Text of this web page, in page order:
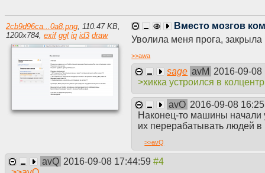
2cb9d96ca...0a8.png, 110.47 KB,
1200x784, exif ggl iq id3 draw
Вместо мозгов
Уволила меня прога,
>>awa
sage avM 2016-09-
>хикка устроился в колцентр
avO 2016-09-08
Наконец-то машины начали
их перерабатывать людей
>>avQ
avQ 2016-09-08 17:44:59